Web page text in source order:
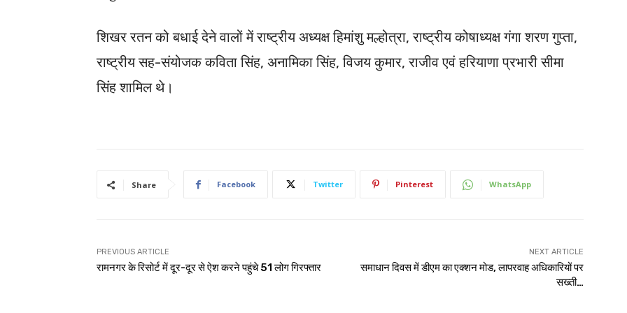
शिखर रतन को बधाई देने वालों में राष्ट्रीय अध्यक्ष हिमांशु मल्होत्रा, राष्ट्रीय कोषाध्यक्ष गंगा शरण गुप्ता,
राष्ट्रीय सह-संयोजक कविता सिंह, अनामिका सिंह, विजय कुमार, राजीव एवं हरियाणा प्रभारी सीमा
सिंह शामिल थे।
Share Facebook Twitter Pinterest WhatsApp
PREVIOUS ARTICLE
रामनगर के रिसोर्ट में दूर-दूर से ऐश करने पहुंचे 51 लोग गिरफ्तार
NEXT ARTICLE
समाधान दिवस में डीएम का एक्शन मोड, लापरवाह अधिकारियों पर
सख्ती…